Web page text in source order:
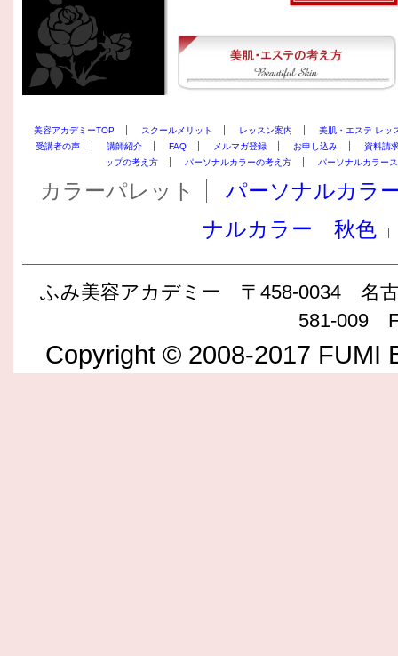
美容アカデミーTOP スクールメリット レッスン案内
美肌・エステ レッ
受講者の声
講師紹介 FAQ メルマガ登録 お申し込み
資料請
ップの考え方
パーソナルカラーの考え方 パーソナルカラー
カラーパレット
パーソナルカラ
ナルカラー 秋色
ふみ美容アカデミー 〒458-0034 名
581-009
Copyright © 2008-2017 FUMI